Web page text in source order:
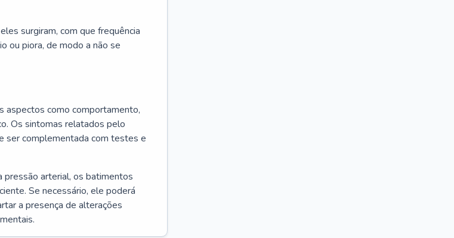
surgiram, com que frequência
ou piora, de modo a não se
aspectos como comportamento,
Os sintomas relatados pelo
ser complementada com testes e
pressão arterial, os batimentos
Se necessário, ele poderá
a presença de alterações